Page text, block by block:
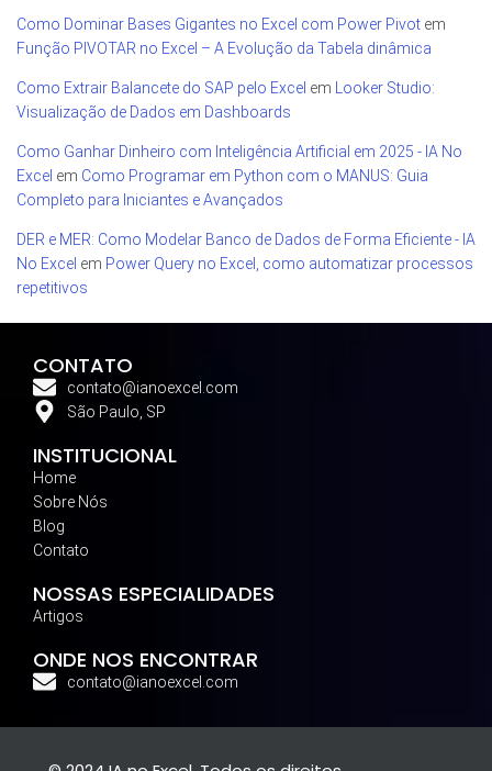
Como Dominar Bases Gigantes no Excel com Power Pivot em
Função PIVOTAR no Excel – A Evolução da Tabela dinâmica
Como Extrair Balancete do SAP pelo Excel em
Looker Studio:
Visualização de Dados em Dashboards
Como Ganhar Dinheiro com Inteligência Artificial em 2025 - IA No
Excel em Como Programar em Python com o MANUS: Guia
Completo para Iniciantes e Avançados
DER e MER: Como Modelar Banco de Dados de Forma Eficiente - IA
No Excel em Power Query no Excel, como automatizar processos
repetitivos
CONTATO
contato@ianoexcel.com
São Paulo, SP
INSTITUCIONAL
Home
Sobre Nós
Blog
Contato
NOSSAS ESPECIALIDADES
Artigos
ONDE NOS ENCONTRAR
contato@ianoexcel.com